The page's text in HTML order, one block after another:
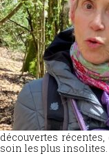
découvertes
soin les plus insolites.